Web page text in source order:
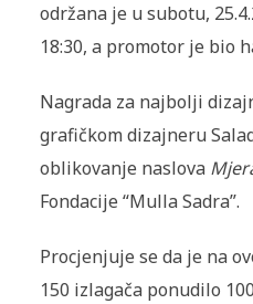
održana je u subotu,
18:30, a promotor je bio
Nagrada za najbolji
grafičkom dizajneru
oblikovanje naslova
Fondacije “Mulla Sadra”.
Procjenjuje se da je na
150 izlagača ponudilo